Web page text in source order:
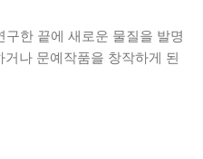
한 끝에 새로운 물질을 발명
나 문예작품을 창작하게 된